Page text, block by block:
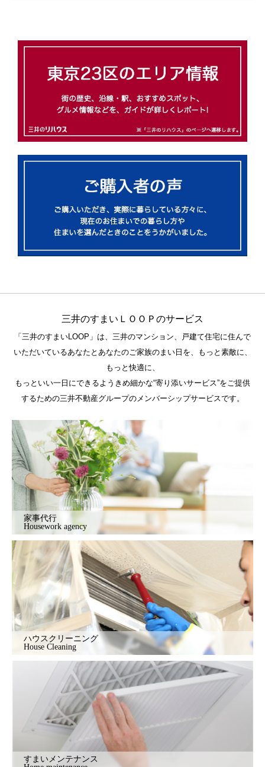
三井のすまいＬＯＯＰのサービス
「三井のすまいLOOP」は、三井のマンション、戸建て住宅に住んで
いただいているあなたとあなたのご家族のまい日を、もっと素敵に、
もっと快適に、
もっといい一日にできるようきめ細かな“寄り添いサービス”をご提供
するための三井不動産グループのメンバーシップサービスです。
家事代行
Housework agency
ハウスクリーニング
House Cleaning
すまいメンテナンス